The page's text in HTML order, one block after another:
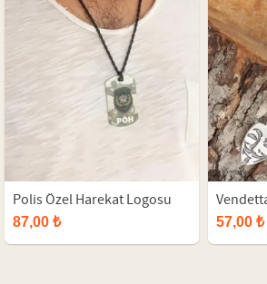
Polis Özel Harekat Logosu
Tasarımlı Erkek Kolye
87,00 ₺
Bıçaklı
57,00 ₺